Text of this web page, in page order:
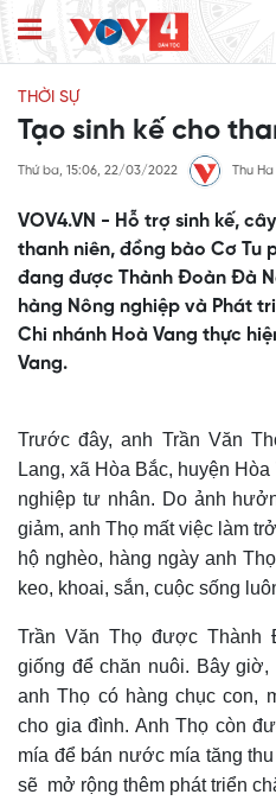
THỜI SỰ
Tạo sinh kế cho
Thứ ba, 15:06, 22/03/2022 Thu
VOV4.VN - Hỗ trợ sinh kế,
thanh niên, đồng bào Cơ Tu
đang được Thành Đoàn Đà
hàng Nông nghiệp và Phát
Chi nhánh Hoà Vang thực
Vang.
Trước đây, anh Trần Văn
Lang, xã Hòa Bắc, huyện
nghiệp tư nhân. Do ảnh
giảm, anh Thọ mất việc làm
hộ nghèo, hàng ngày anh
keo, khoai, sắn, cuộc sống
Trần Văn Thọ được
giống để chăn nuôi. Bây
anh Thọ có hàng chục con,
cho gia đình. Anh Thọ còn
mía để bán nước mía tăng
sẽ mở rộng thêm phát triển